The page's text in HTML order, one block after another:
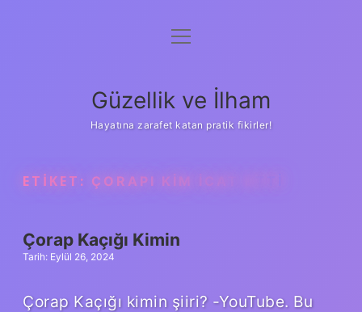
Anasayfa
Yasal Uyarı
menüyü
Güzellik ve İlham
Hayatına zarafet katan pratik fikirler!
ETIKET: ÇORAPI KIM ICAT ETTI
Çorap Kaçığı Kimin
Tarih: Eylül 26, 2024
Çorap Kaçığı kimin şiiri? -YouTube. Bu